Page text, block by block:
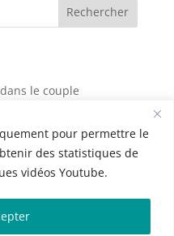
pour permettre le
des statistiques de
vidéos Youtube.
Rechercher
le couple
grave